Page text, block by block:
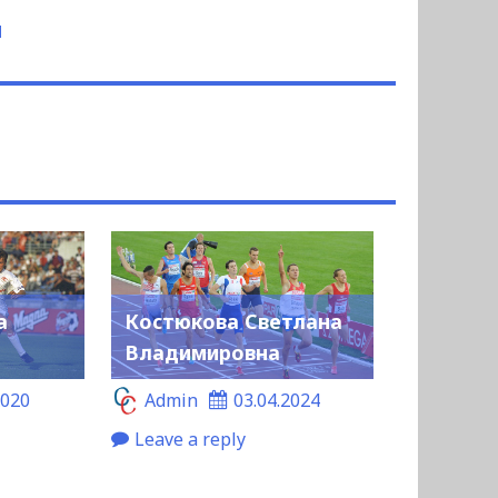
Костюкова Светлана
Владимировна
Admin
03.04.2024
Leave a reply